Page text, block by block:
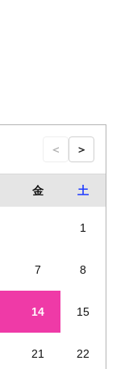
＜ ＞
金 土
1
7 8
14 15
21 22